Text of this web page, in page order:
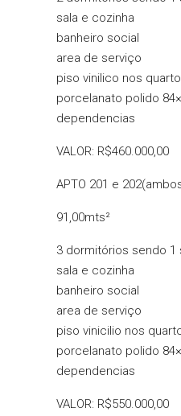
sala e cozinha
banheiro social
area de serviço
piso vinilico nos
porcelanato polido
dependencias
VALOR: R$460.000,00
APTO 201 e
91,00mts²
3 dormitórios sendo 1
sala e cozinha
banheiro social
area de serviço
piso vinicilio nos
porcelanato polido
dependencias
VALOR: R$550.000,00